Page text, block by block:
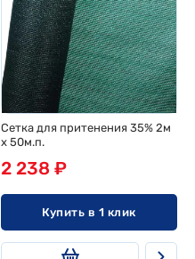
Сетка для притенения 35% 2м
х 50м.п.
2 238 ₽
Купить в 1 клик